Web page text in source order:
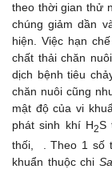
theo thời gian thử
chúng giảm dần
hiện. Việc hạn
chất thải chăn
dịch bệnh tiêu
chăn nuôi cũng
mật độ của vi
phát sinh khí H2S
thối, . Theo 1 số
khuẩn thuộc chi